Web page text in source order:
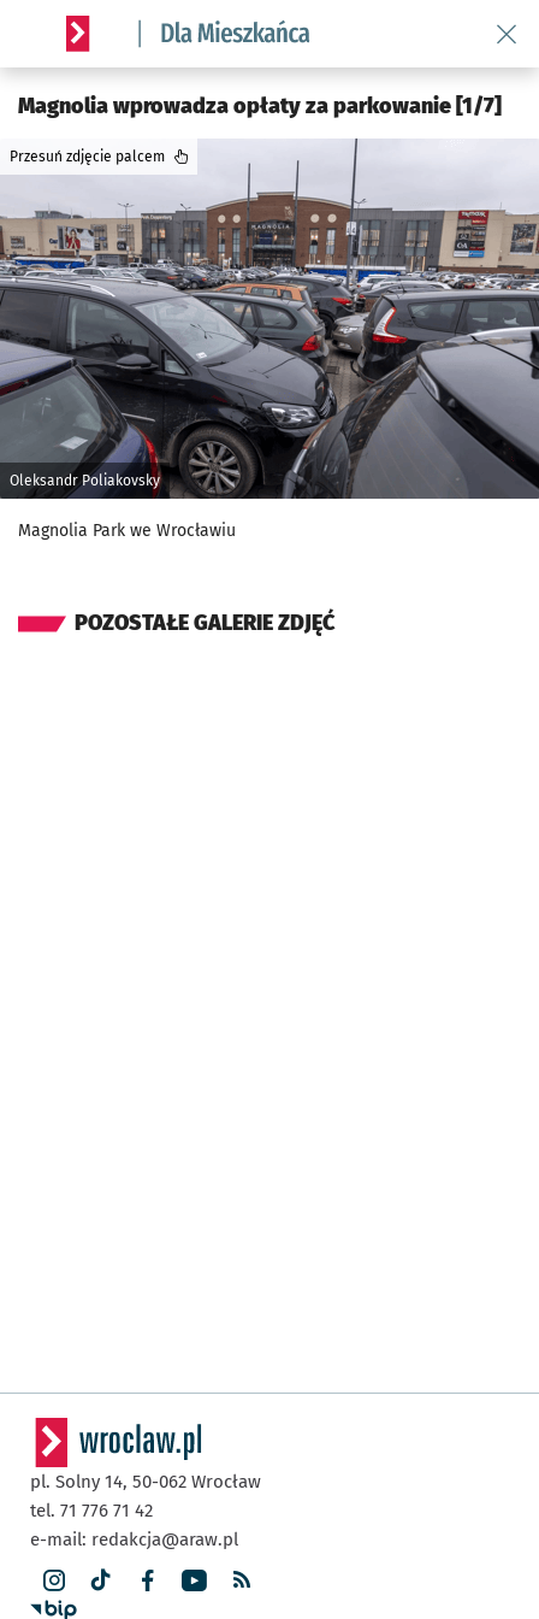
Serwis informacyjny wroclaw.pl podserwis: Dla mieszkańca
Magnolia wprowadza opłaty za parkowanie [1/7]
Oleksandr Poliakovsky
Przesuń zdjęcie palcem
Magnolia Park we Wrocławiu
POZOSTAŁE GALERIE ZDJĘĆ
pl. Solny 14, 50-062 Wrocław
tel. 71 776 71 42
e-mail: redakcja@araw.pl